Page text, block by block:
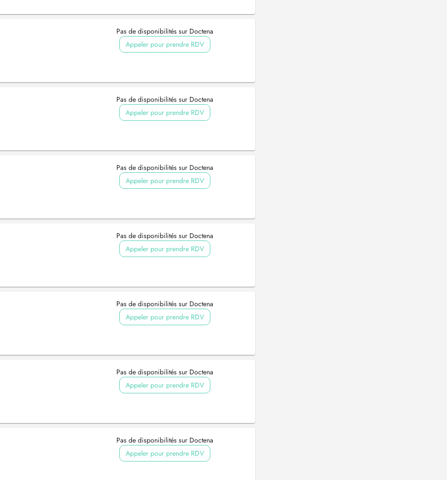
Pas de disponibilités sur Doctena
Appeler pour prendre RDV
Pas de disponibilités sur Doctena
Appeler pour prendre RDV
Pas de disponibilités sur Doctena
Appeler pour prendre RDV
Pas de disponibilités sur Doctena
Appeler pour prendre RDV
Pas de disponibilités sur Doctena
Appeler pour prendre RDV
Pas de disponibilités sur Doctena
Appeler pour prendre RDV
Pas de disponibilités sur Doctena
Appeler pour prendre RDV